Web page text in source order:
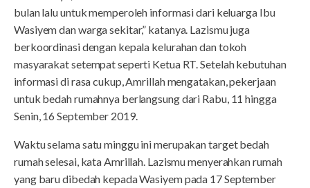
bulan lalu untuk memperoleh informasi dari keluarga Ibu
Wasiyem dan warga sekitar,” katanya. Lazismu juga
berkoordinasi dengan kepala kelurahan dan tokoh
masyarakat setempat seperti Ketua RT. Setelah kebutuhan
informasi di rasa cukup, Amrillah mengatakan, pekerjaan
untuk bedah rumahnya berlangsung dari Rabu, 11 hingga
Senin, 16 September 2019.
Waktu selama satu minggu ini merupakan target bedah
rumah selesai, kata Amrillah. Lazismu menyerahkan rumah
yang baru dibedah kepada Wasiyem pada 17 September